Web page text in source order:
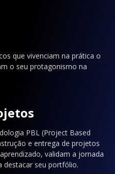
que vivenciam na prática o
o seu protagonismo na
PBL (Project Based
e entrega de projetos
validam a jornada
destacar seu portfólio.